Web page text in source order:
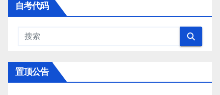
自考代码
置顶公告